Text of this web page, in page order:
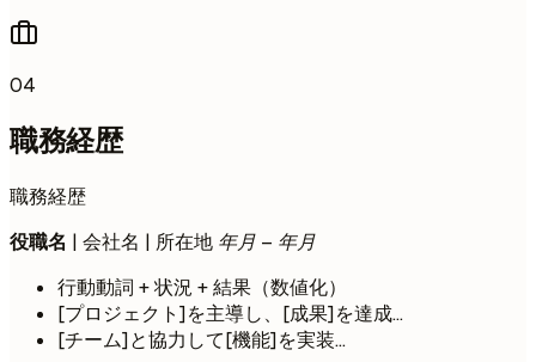
04
職務経歴
職務経歴
役職名 | 会社名 | 所在地 年月 – 年月
行動動詞 + 状況 + 結果（数値化）
[プロジェクト]を主導し、[成果]を達成...
[チーム]と協力して[機能]を実装...